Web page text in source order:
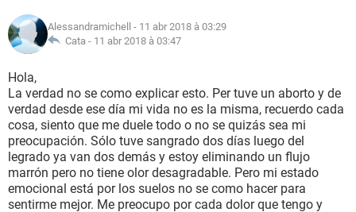
NUTRICIÓN
BIENESTAR
SEXUALIDAD
GLOSARIO
Alessandramichell - 11 abr 2018 à 03:29
Cata - 11 abr 2018 à 03:47
Hola,
La verdad no se como explicar esto. Per tuve un aborto y de
verdad desde ese día mi vida no es la misma, recuerdo cada
cosa, siento que me duele todo o no se quizás sea mi
preocupación. Sólo tuve sangrado dos días luego del
legrado ya van dos demás y estoy eliminando un flujo
marrón pero no tiene olor desagradable. Pero mi estado
emocional está por los suelos no se como hacer para
sentirme mejor. Me preocupo por cada dolor que tengo y